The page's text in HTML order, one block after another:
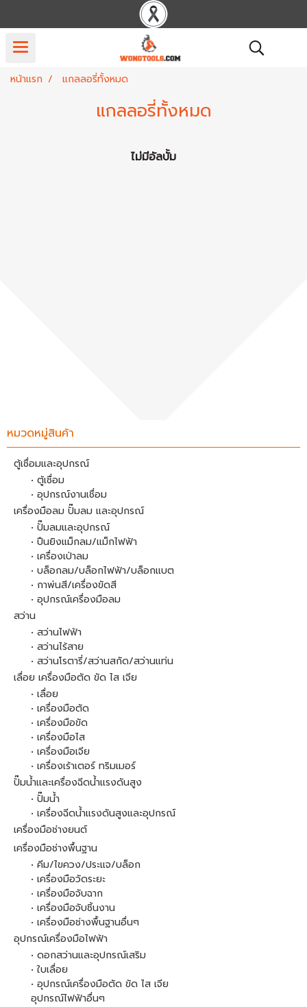
หน้าแรก แกลลอรี่ทั้งหมด
แกลลอรี่ทั้งหมด
ไม่มีอัลบั้ม
หมวดหมู่สินค้า
ตู้เชื่อมและอุปกรณ์
• ตู้เชื่อม
• อุปกรณ์งานเชื่อม
เครื่องมือลม ปั๊มลม และอุปกรณ์
• ปั๊มลมและอุปกรณ์
• ปืนยิงแม็กลม/แม็กไฟฟ้า
• เครื่องเป่าลม
• บล็อกลม/บล็อกไฟฟ้า/บล็อกแบต
• กาพ่นสี/เครื่องขัดสี
• อุปกรณ์เครื่องมือลม
สว่าน
• สว่านไฟฟ้า
• สว่านไร้สาย
• สว่านโรตารี่/สว่านสกัด/สว่านแท่น
เลื่อย เครื่องมือตัด ขัด ไส เจีย
• เลื่อย
• เครื่องมือตัด
• เครื่องมือขัด
• เครื่องมือไส
• เครื่องมือเจีย
• เครื่องเร้าเตอร์ ทริมเมอร์
ปั๊มน้ำและเครื่องฉีดน้ำแรงดันสูง
• ปั๊มน้ำ
• เครื่องฉีดน้ำแรงดันสูงและอุปกรณ์
เครื่องมือช่างยนต์
เครื่องมือช่างพื้นฐาน
• คีม/ไขควง/ประแจ/บล็อก
• เครื่องมือวัดระยะ
• เครื่องมือจับฉาก
• เครื่องมือจับชิ้นงาน
• เครื่องมือช่างพื้นฐานอื่นๆ
อุปกรณ์เครื่องมือไฟฟ้า
• ดอกสว่านและอุปกรณ์เสริม
• ใบเลื่อย
• อุปกรณ์เครื่องมือตัด ขัด ไส เจีย
อุปกรณ์ไฟฟ้าอื่นๆ